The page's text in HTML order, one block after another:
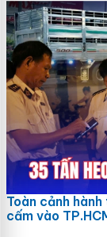
Toàn cảnh
cấm vào